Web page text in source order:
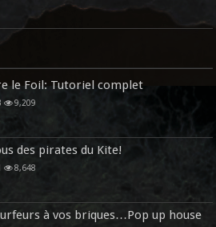
le Foil: Tutoriel complet
9,209
des pirates du Kite!
8,648
à vos briques…Pop up house